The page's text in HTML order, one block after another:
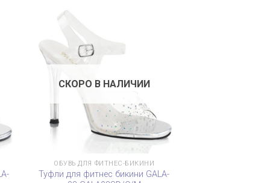
СКОРО В НАЛИЧИИ
ОБУВЬ ДЛЯ ФИТНЕС-БИКИНИ
Туфли для фитнес бикини GALA-